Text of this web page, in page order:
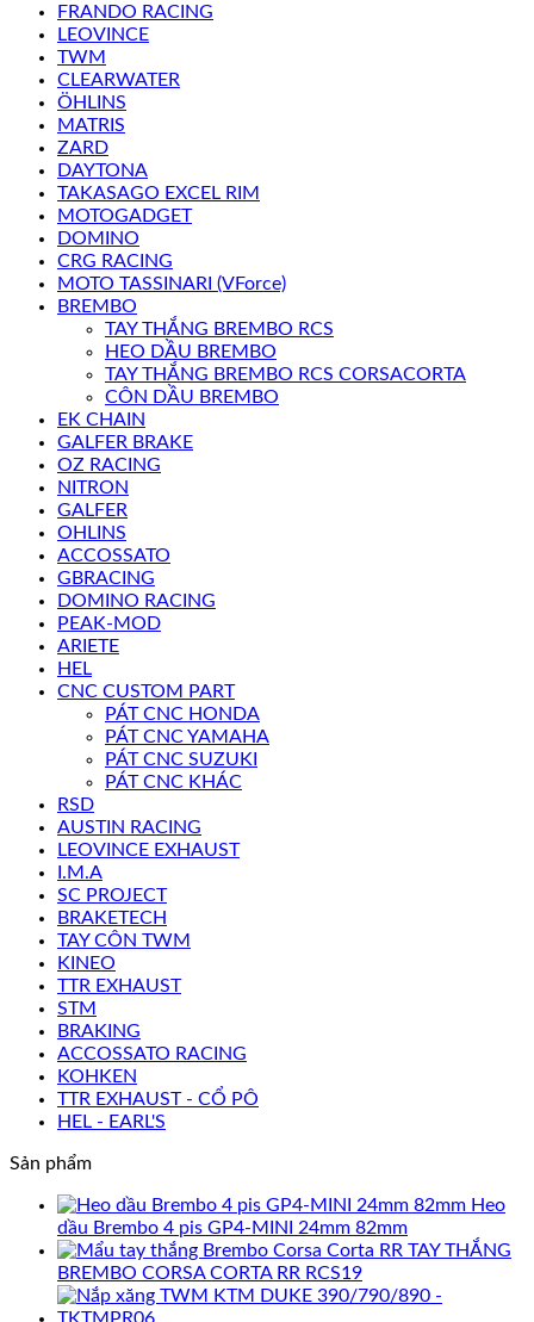
FRANDO RACING
LEOVINCE
TWM
CLEARWATER
ÖHLINS
MATRIS
ZARD
DAYTONA
TAKASAGO EXCEL RIM
MOTOGADGET
DOMINO
CRG RACING
MOTO TASSINARI (VForce)
BREMBO
TAY THẮNG BREMBO RCS
HEO DẦU BREMBO
TAY THẮNG BREMBO RCS CORSACORTA
CÔN DẦU BREMBO
EK CHAIN
GALFER BRAKE
OZ RACING
NITRON
GALFER
OHLINS
ACCOSSATO
GBRACING
DOMINO RACING
PEAK-MOD
ARIETE
HEL
CNC CUSTOM PART
PÁT CNC HONDA
PÁT CNC YAMAHA
PÁT CNC SUZUKI
PÁT CNC KHÁC
RSD
AUSTIN RACING
LEOVINCE EXHAUST
I.M.A
SC PROJECT
BRAKETECH
TAY CÔN TWM
KINEO
TTR EXHAUST
STM
BRAKING
ACCOSSATO RACING
KOHKEN
TTR EXHAUST - CỔ PÔ
HEL - EARL'S
Sản phẩm
Heo
dầu Brembo 4 pis GP4-MINI 24mm 82mm
TAY THẮNG
BREMBO CORSA CORTA RR RCS19